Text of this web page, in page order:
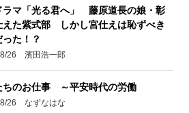
ラマ「光る君へ」 藤原道長の娘・彰
えた紫式部 しかし宮仕えは恥ずべき
った！？
26 濱田浩一郎
ちのお仕事 ～平安時代の労働
26 なずなはな